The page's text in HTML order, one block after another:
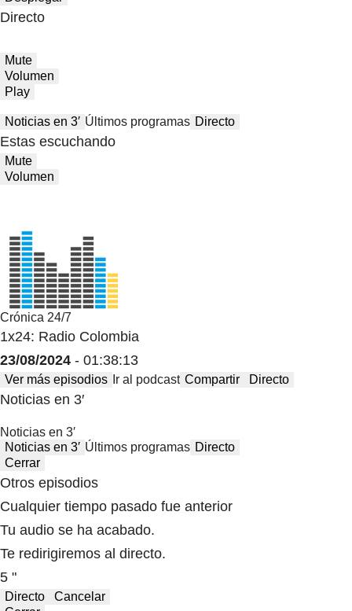
Directo
Mute
Volumen
Play
Noticias en 3′ Últimos programas Directo
Estas escuchando
Mute
Volumen
Crónica 24/7
1x24: Radio Colombia
23/08/2024 - 01:38:13
Ver más episodios Ir al podcast Compartir Directo
Noticias en 3′
Noticias en 3′
Noticias en 3′ Últimos programas Directo
Cerrar
Otros episodios
Cualquier tiempo pasado fue anterior
Tu audio se ha acabado.
Te redirigiremos al directo.
5 "
Directo
Cancelar